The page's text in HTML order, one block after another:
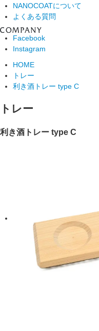
NANOCOATについて
よくある質問
Facebook
Instagram
HOME
トレー
利き酒トレー type C
トレー
利き酒トレー type C